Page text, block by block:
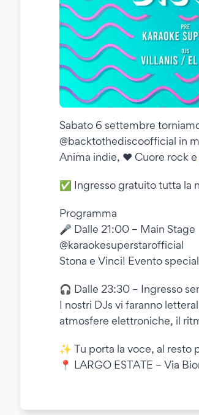
Sabato 6 settembre
@backtothediscoofficial in
Anima indie, ❤️ Cuore rock
✅ Ingresso gratuito tutta la
Programma
🎤 Dalle 21:00 – Main Stage
@karaokesuperstarofficial
Stona e Vinci! Evento
🎧 Dalle 23:30 – Ingresso
I nostri DJs vi faranno
atmosfere elettroniche, il
✨ Tu porta la voce, al resto
📍 LARGO ESTATE – Via